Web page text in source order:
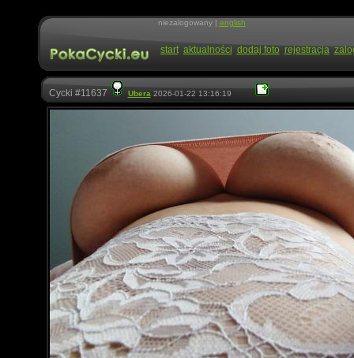
niezalogowany | english
start aktualności dodaj foto rejestracja
Cycki #11637 Ubera 2026-01-22 13:16:19